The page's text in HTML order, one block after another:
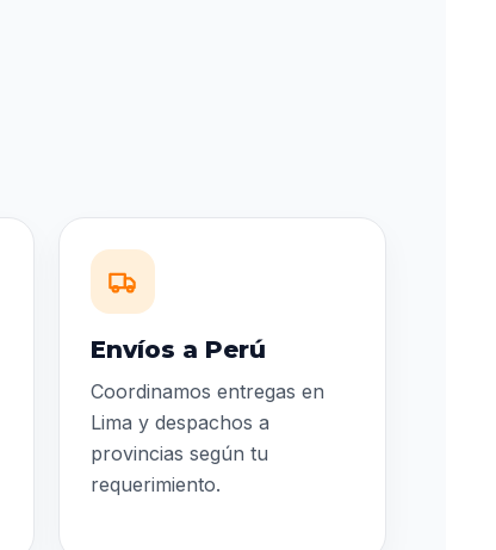
Envíos a Perú
Coordinamos entregas en
Lima y despachos a
provincias según tu
requerimiento.